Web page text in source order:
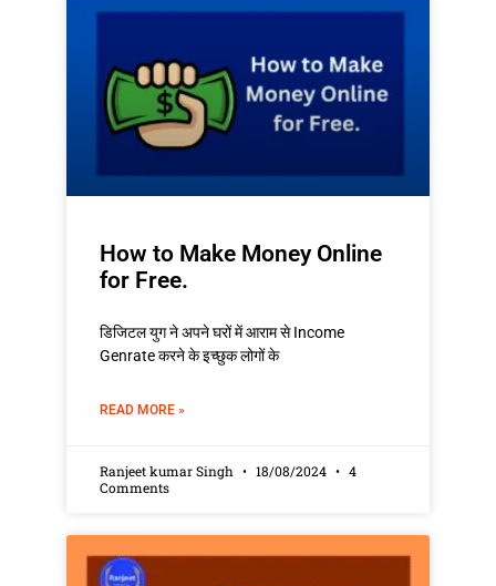
How to Make Money Online
for Free.
डिजिटल युग ने अपने घरों में आराम से Income
Genrate करने के इच्छुक लोगों के
READ MORE »
Ranjeet kumar Singh 18/08/2024
4
Comments